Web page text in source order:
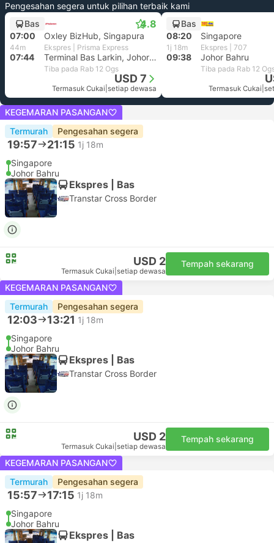
Pengesahan segera untuk pilihan terbaik kami
Bas
4.8
07:00 Oxley BizHub, Singapura
44m Ekspres | Prisma Express
07:44 Terminal Bas Larkin, Johor Bahru
Tiba pada Rab 12 Ogs
USD 7
Termasuk Cukai setiap dewasa
Bas
08:20
Singapore
1j 18m Ekspres | 707
09:38 Johor Bahru
Tiba pada Rab 12
Termasuk Cukai
KEGEMARAN PASANGAN
Termurah
Pengesahan segera
19:57 21:15 1j 18m
Singapore
Johor Bahru
Ekspres | Bas
Transtar Cross Border
USD 2
Termasuk Cukai setiap dewasa
Tempah sekarang
KEGEMARAN PASANGAN
Termurah
Pengesahan segera
12:03 13:21 1j 18m
Singapore
Johor Bahru
Ekspres | Bas
Transtar Cross Border
USD 2
Termasuk Cukai setiap dewasa
Tempah sekarang
KEGEMARAN PASANGAN
Termurah
Pengesahan segera
15:57 17:15 1j 18m
Singapore
Johor Bahru
Ekspres | Bas